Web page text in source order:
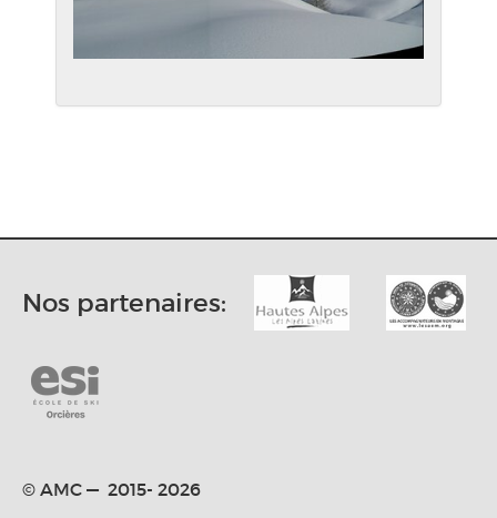
Nos partenaires:
© AMC — 2015- 2026